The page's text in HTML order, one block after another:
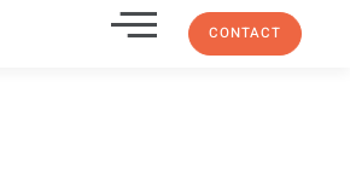
CONTACT